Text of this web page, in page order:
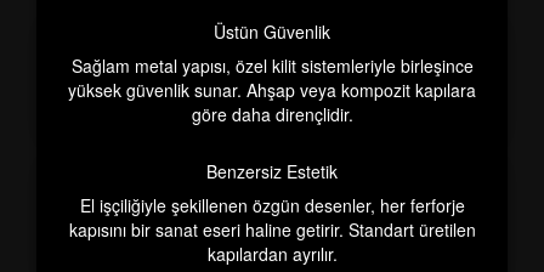
Üstün Güvenlik
Sağlam metal yapısı, özel kilit sistemleriyle birleşince
yüksek güvenlik sunar. Ahşap veya kompozit kapılara
göre daha dirençlidir.
Benzersiz Estetik
El işçiliğiyle şekillenen özgün desenler, her ferforje
kapısını bir sanat eseri haline getirir. Standart üretilen
kapılardan ayrılır.